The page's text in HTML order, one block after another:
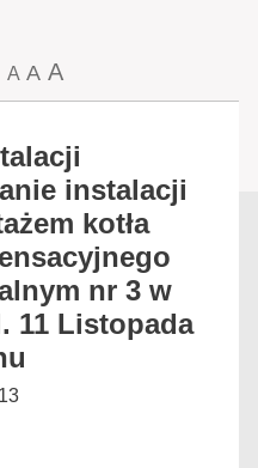
A A A
instalacji
kotła
nr 3 w
11 Listopada